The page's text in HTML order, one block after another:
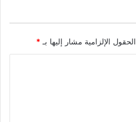
الحقول الإلزامية مشار إليها بـ *